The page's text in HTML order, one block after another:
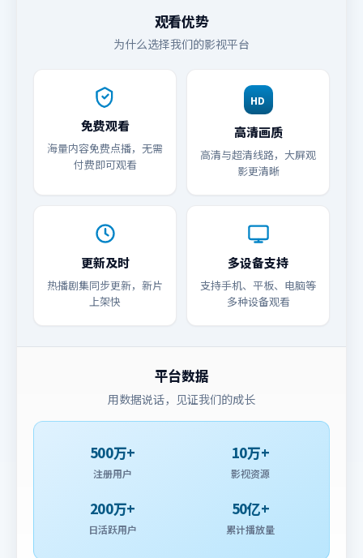
观看优势
为什么选择我们的影视平台
免费观看
海量内容免费点播，无需
付费即可观看
HD
高清画质
高清与超清线路，大屏观
影更清晰
更新及时
热播剧集同步更新，新片
上架快
多设备支持
支持手机、平板、电脑等
多种设备观看
平台数据
用数据说话，见证我们的成长
500万+
注册用户
10万+
影视资源
200万+
日活跃用户
50亿+
累计播放量